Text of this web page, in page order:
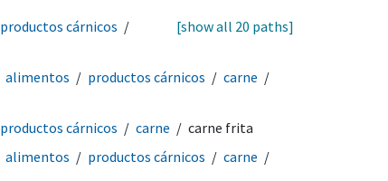
productos cárnicos
[show all 20 paths]
alimentos productos cárnicos
carne
productos cárnicos carne
carne frita
alimentos productos cárnicos
carne